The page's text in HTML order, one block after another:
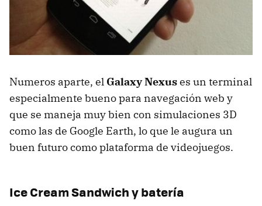
Numeros aparte, el Galaxy Nexuses un terminal
especialmente bueno para navegación web y
que se maneja muy bien con simulaciones 3D
como las de Google Earth, lo que le augura un
buen futuro como plataforma de videojuegos.
Ice Cream Sandwich y batería